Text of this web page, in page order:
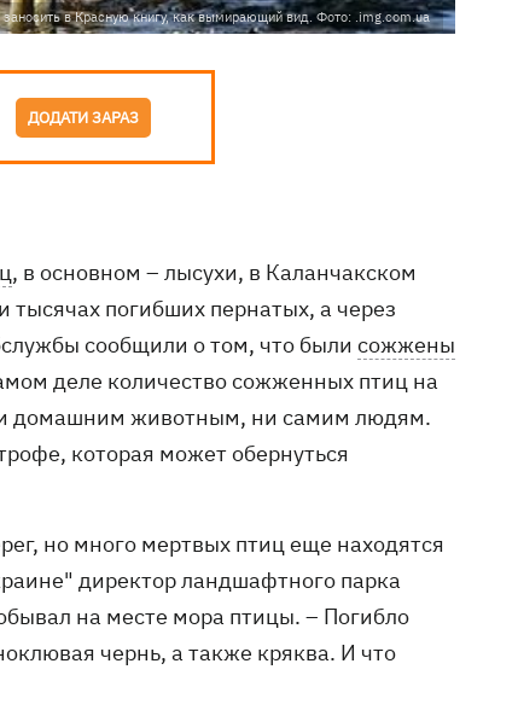
в Красную книгу, как вымирающий вид. Фото: .img.com.ua
ДОДАТИ ЗАРАЗ
, в основном – лысухи, в Каланчакском
тысячах погибших пернатых, а через
сообщили о том, что были сожжены
деле количество сожженных птиц на
домашним животным, ни самим людям.
которая может обернуться
но много мертвых птиц еще находятся
директор ландшафтного парка
на месте мора птицы. – Погибло
чернь, а также кряква. И что